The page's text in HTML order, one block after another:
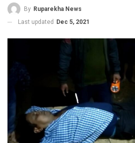
By Ruparekha News
Last updated Dec 5, 2021